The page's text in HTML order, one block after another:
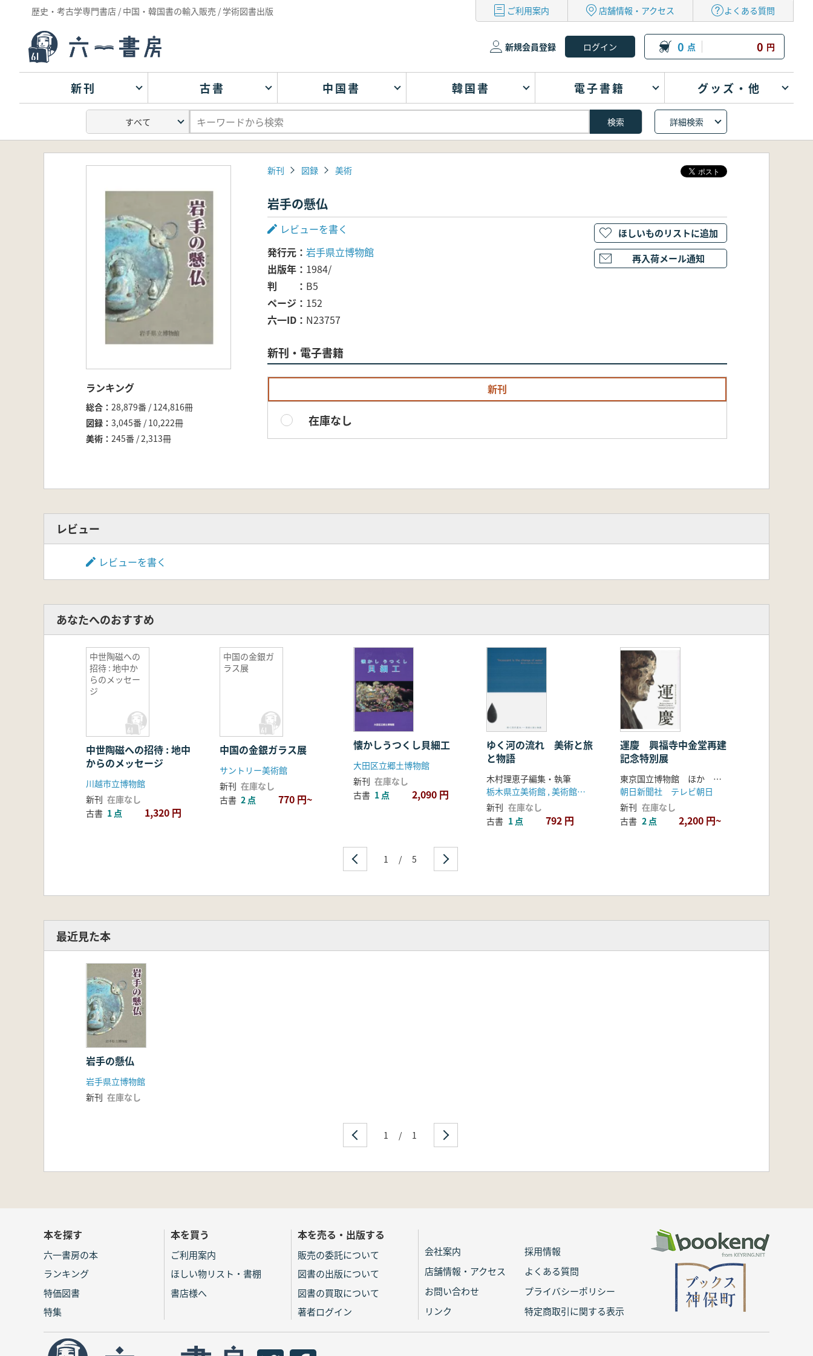
歴史・考古学専門書店 / 中国・韓国書の輸入販売 / 学術図書出版 ご利用案内 店舗情報・アクセス よくある質問
新規会員登録 0 点 0 円
新刊 古書 中国書 韓国書 電子書籍 グッズ・他
詳細検索
ランキング
総合
28,879番 / 124,816冊
図録
3,045番 / 10,222冊
美術
245番 / 2,313冊
新刊 図録 美術
岩手の懸仏
レビューを書く
発行元
岩手県立博物館
出版年
1984/
判
B5
ページ
152
六一ID
N23757
新刊・電子書籍
新刊
在庫なし
ほしいものリストに追加
再入荷メール通知
レビュー
レビューを書く
あなたへのおすすめ
中世陶磁への
招待 : 地中か
らのメッセー
ジ
中世陶磁への招待 : 地中
からのメッセージ
川越市立博物館
新刊 在庫なし
古書 1 点 1,320 円
中国の金銀ガ
ラス展
中国の金銀ガラス展
サントリー美術館
新刊 在庫なし
古書 2 点 770 円~
懐かしうつくし貝細工
大田区立郷土博物館
新刊 在庫なし
古書 1 点 2,090 円
ゆく河の流れ 美術と旅
と物語
木村理恵子編集・執筆
栃木県立美術館 , 美術館連絡協議会
新刊 在庫なし
古書 1 点 792 円
運慶 興福寺中金堂再建
記念特別展
東京国立博物館 ほか 編集
朝日新聞社 テレビ朝日
新刊 在庫なし
古書 2 点 2,200 円~
1 / 5
最近見た本
岩手の懸仏
岩手県立博物館
新刊 在庫なし
1 / 1
本を探す
六一書房の本
ランキング
特価図書
特集
本を買う
ご利用案内
ほしい物リスト・書棚
書店様へ
本を売る・出版する
販売の委託について
図書の出版について
図書の買取について
著者ログイン
会社案内
採用情報
店舗情報・アクセス
よくある質問
お問い合わせ
プライバシーポリシー
リンク
特定商取引に関する表示